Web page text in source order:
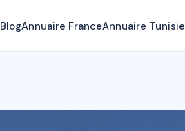
BlogAnnuaire FranceAnnuaire Tunisie